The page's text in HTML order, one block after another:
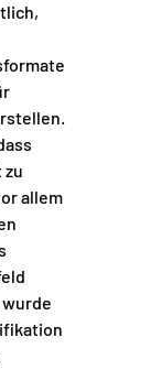
zu
allem